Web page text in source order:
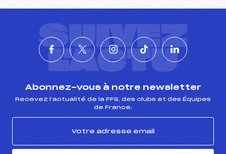
SUIVEZ
L'ACTU
Abonnez-vous à notre newsletter
Recevez l’actualité de la FFS, des clubs et des Équipes
de France.